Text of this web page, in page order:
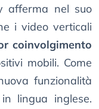
afferma nel suo
i video verticali
coinvolgimento
mobili. Come
funzionalità
lingua inglese.